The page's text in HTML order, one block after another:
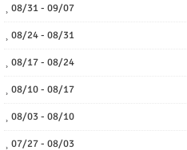
08/31 - 09/07
08/24 - 08/31
08/17 - 08/24
08/10 - 08/17
08/03 - 08/10
07/27 - 08/03